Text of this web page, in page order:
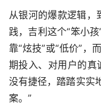
从银河的爆款逻辑，
践，吉利这个“笨小
靠“炫技”或“低价”，
期投入、对用户的真
没有捷径，踏踏实实
案。”